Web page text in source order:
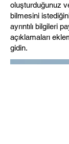
oluşturduğunuz
bilmesini
ayrıntılı bilgileri
açıklamaları
gidin.